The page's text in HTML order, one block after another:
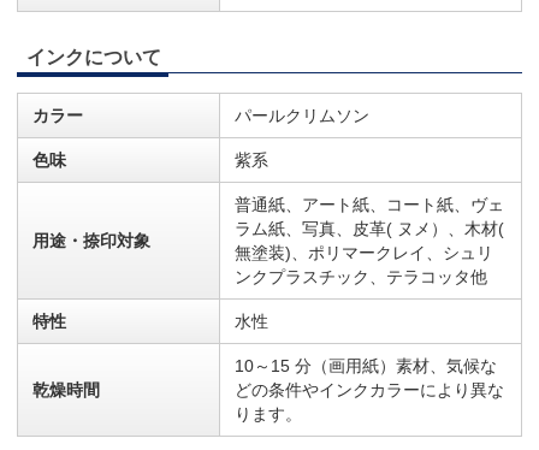
インクについて
カラー パールクリムソン
色味 紫系
用途・捺印対象
普通紙、アート紙、コート紙、ヴェ
ラム紙、写真、皮革( ヌメ）、木材(
無塗装)、ポリマークレイ、シュリ
ンクプラスチック、テラコッタ他
特性 水性
乾燥時間
10～15 分（画用紙）素材、気候な
どの条件やインクカラーにより異な
ります。